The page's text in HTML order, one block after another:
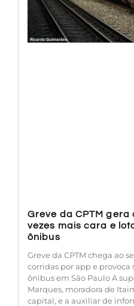
Greve da CPTM
vezes mais cara e
ônibus
Greve da CPTM chega ao
corridas por app e
ônibus em São Paulo A
Marques, moradora de
capital, e a auxiliar de